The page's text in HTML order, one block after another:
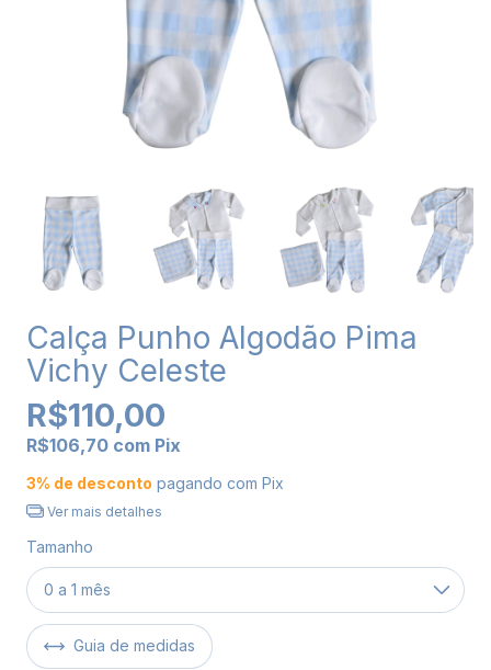
Calça Punho Algodão Pima
Vichy Celeste
R$110,00
R$106,70 com Pix
3% de desconto pagando com Pix
Ver mais detalhes
Tamanho
Guia de medidas